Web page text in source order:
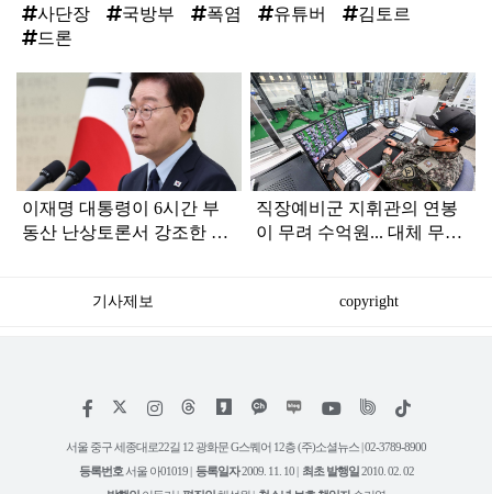
사단장
국방부 폭염 유튜버
김토르
드론
이재명 대통령이 6시간 부
동산 난상토론서 강조한 내
직장예비군 지휘관의 연봉
이 무려 수억원... 대체 무슨
기사제보 copyright
페
스
인
타
램
위
트
유
틱
서울 중구 세종대로22길 12 광화문 G스퀘어 12층 (주)소셜뉴스 | 02-3789-8900
등록번호 서울 아01019 | 등록일자2009. 11. 10 | 최초 발행일2010. 02. 02